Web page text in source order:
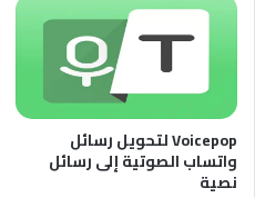
Voicepop لتحويل رسائل
واتساب الصوتية إلى رسائل
نصية